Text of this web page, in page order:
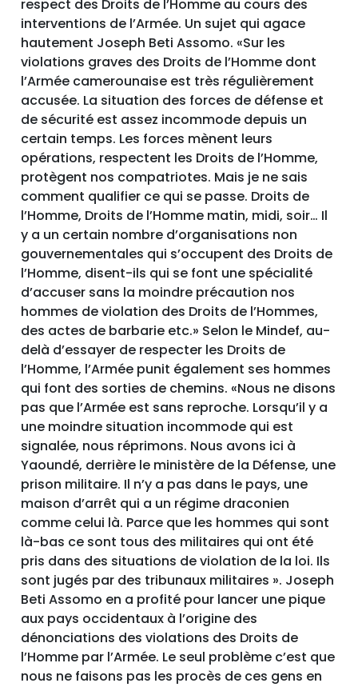
respect des Droits de l’Homme au cours des
interventions de l’Armée. Un sujet qui agace
hautement Joseph Beti Assomo. «Sur les
violations graves des Droits de l’Homme dont
l’Armée camerounaise est très régulièrement
accusée. La situation des forces de défense et
de sécurité est assez incommode depuis un
certain temps. Les forces mènent leurs
opérations, respectent les Droits de l’Homme,
protègent nos compatriotes. Mais je ne sais
comment qualifier ce qui se passe. Droits de
l’Homme, Droits de l’Homme matin, midi, soir… Il
y a un certain nombre d’organisations non
gouvernementales qui s’occupent des Droits de
l’Homme, disent-ils qui se font une spécialité
d’accuser sans la moindre précaution nos
hommes de violation des Droits de l’Hommes,
des actes de barbarie etc.» Selon le Mindef, au-
delà d’essayer de respecter les Droits de
l’Homme, l’Armée punit également ses hommes
qui font des sorties de chemins. «Nous ne disons
pas que l’Armée est sans reproche. Lorsqu’il y a
une moindre situation incommode qui est
signalée, nous réprimons. Nous avons ici à
Yaoundé, derrière le ministère de la Défense, une
prison militaire. Il n’y a pas dans le pays, une
maison d’arrêt qui a un régime draconien
comme celui là. Parce que les hommes qui sont
là-bas ce sont tous des militaires qui ont été
pris dans des situations de violation de la loi. Ils
sont jugés par des tribunaux militaires ». Joseph
Beti Assomo en a profité pour lancer une pique
aux pays occidentaux à l’origine des
dénonciations des violations des Droits de
l’Homme par l’Armée. Le seul problème c’est que
nous ne faisons pas les procès de ces gens en